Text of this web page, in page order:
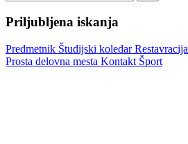
Priljubljena iskanja
Predmetnik Študijski koledarRestavracija
Prosta delovna mesta Kontakt Šport